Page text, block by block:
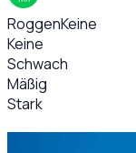
RoggenKeine
Keine
Schwach
Mäßig
Stark